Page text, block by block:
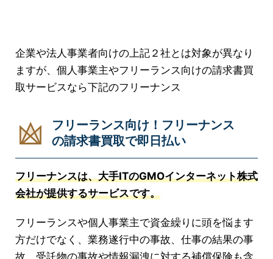
企業や法人事業者向けの上記２社とは対象が異なり
ますが、個人事業主やフリーランス向けの請求書買
取サービスなら下記のフリーナンス
フリーランス向け！フリーナンス
の請求書買取で即日払い
フリーナンスは、大手ITのGMOインターネット株式
会社が提供するサービスです。
フリーランスや個人事業主で資金繰りに頭を悩ます
方だけでなく、業務遂行中の事故、仕事の結果の事
故、受託物の事故や情報漏洩に対する補償保険も含